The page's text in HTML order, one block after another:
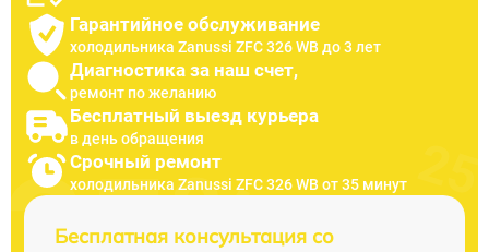
Гарантийное обслуживание
холодильника Zanussi ZFC 326 WB до 3 лет
Диагностика за наш счет,
ремонт по желанию
Бесплатный выезд курьера
в день обращения
Срочный ремонт
холодильника Zanussi ZFC 326 WB от 35 минут
Бесплатная консультация со